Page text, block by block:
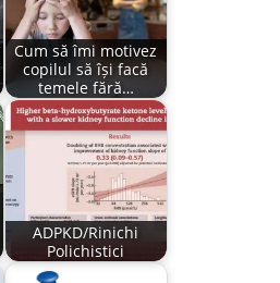
Cum să îmi motivez
copilul să își facă
temele fără…
ADPKD/Rinichi
Polichistici